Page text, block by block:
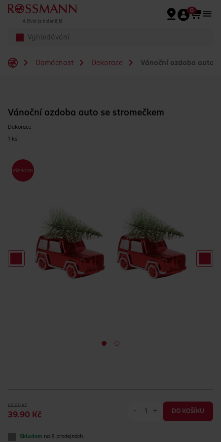
Přeskočit na hlavmní obsah
0
Domácnost Dekorace Vánoční ozdoba auto
Vánoční ozdoba auto se stromečkem
Dekorace
1 ks
69.90 Kč
39.90 Kč
- + DO KOŠÍKU
Skladem na 8 prodejnách